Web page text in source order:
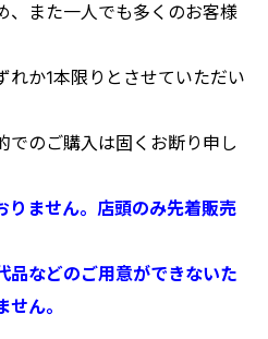
、また一人でも多くのお客様
れか1本限りとさせていただい
でのご購入は固くお断り申し
りません。店頭のみ先着販売
品などのご用意ができないた
ん。